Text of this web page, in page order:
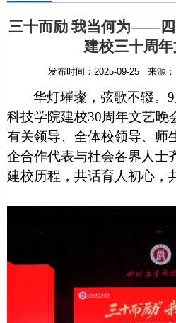
三十而励 我当何为——四
建校三十周
发布时间：2025-09-25 来源
华灯璀璨，弦歌不辍。
科技学院建校30周年文艺晚
有关领导、全体校领导、师
企合作代表与社会各界人士
建校历程，共话育人初心，